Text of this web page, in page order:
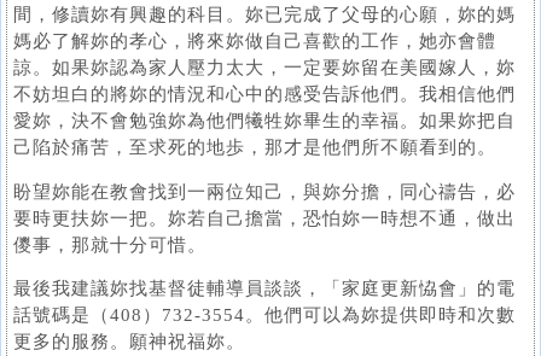
間，修讀妳有興趣的科目。妳已完成了父母的心願，妳的媽
媽必了解妳的孝心，將來妳做自己喜歡的工作，她亦會體
諒。如果妳認為家人壓力太大，一定要妳留在美國嫁人，妳
不妨坦白的將妳的情況和心中的感受告訴他們。我相信他們
愛妳，決不會勉強妳為他們犧牲妳畢生的幸福。如果妳把自
己陷於痛苦，至求死的地歩，那才是他們所不願看到的。
盼望妳能在教會找到一兩位知己，與妳分擔，同心禱告，必
要時更扶妳一把。妳若自己擔當，恐怕妳一時想不通，做出
儍事，那就十分可惜。
最後我建議妳找基督徒輔導員談談，「家庭更新恊會」的電
話號碼是（408）732-3554。他們可以為妳提供即時和次數
更多的服務。願神祝福妳。